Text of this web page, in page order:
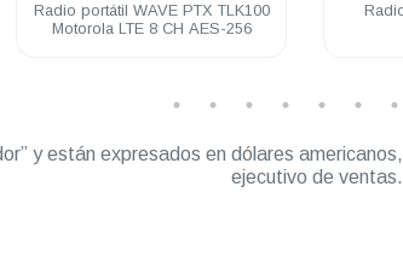
Radio WAVE PTX TLK 150
Motorola
y están expresados en dólares
ejecutivo de ventas.